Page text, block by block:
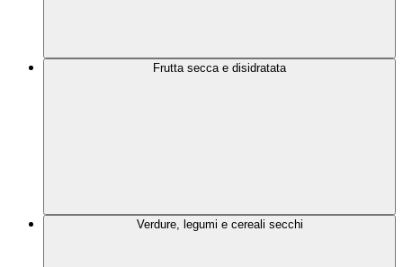
Frutta secca e disidratata
Verdure, legumi e cereali secchi